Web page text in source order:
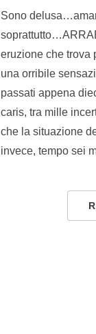
Sono
eruzione che trova
una orribile
passati appena
caris, tra mille
che la situazione
invece, tempo sei